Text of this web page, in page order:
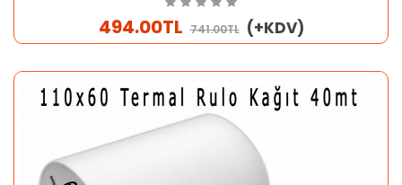
494.00TL 741.00TL (+KDV)